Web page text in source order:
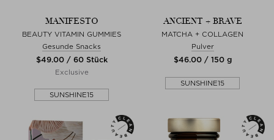
MANIFESTO
BEAUTY VITAMIN GUMMIES
Gesunde Snacks
$‌49.00 / 60 Stück
Exclusive
SUNSHINE15
ANCIENT + BRAVE
MATCHA + COLLAGEN
Pulver
$‌46.00 / 150 g
SUNSHINE15